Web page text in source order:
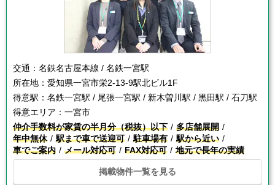
交通： 名鉄名古屋本線 / 名鉄一宮駅
所在地： 愛知県一宮市栄2-13-9駅北ビル1F
得意駅： 名鉄一宮駅 / 尾張一宮駅 / 新木曽川駅 / 黒田駅 / 石刀駅
得意エリア： 一宮市
仲介手数料が家賃の半月分（税抜）以下
多店舗展開
年中無休
駅まで車で送迎可 駐車場有
駅から近い
車でご案内
メール対応可 FAX対応可 地元で長年の実績
掲載物件一覧を見る